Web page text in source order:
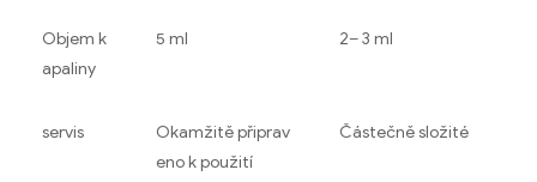
Objem k
apaliny
5 ml 2– 3 ml
servis
Okamžitě připrav
eno k použití
Částečně složité